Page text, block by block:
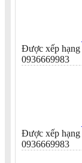
Được xếp hạng
0936669983
Được xếp hạng
0936669983